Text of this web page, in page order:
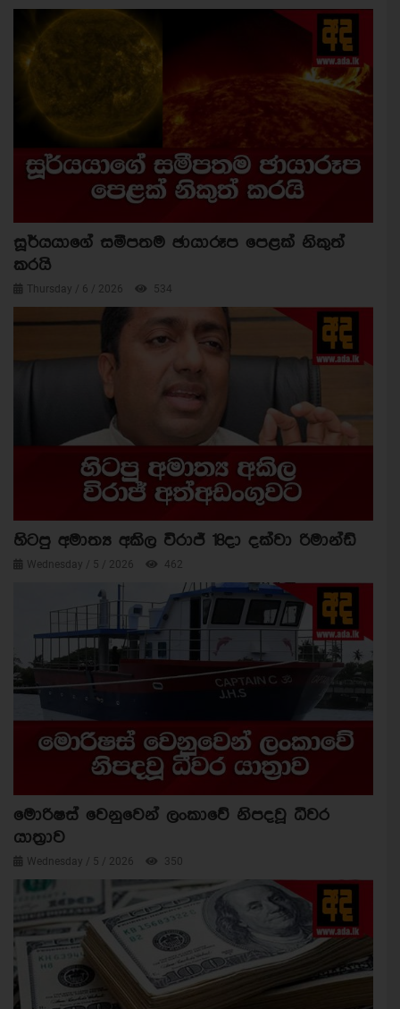
සූර්යයාගේ සමීපතම ඡායාරූප පෙළක් නිකුත්
කරයි
Thursday / 6 / 2026 534
හිටපු අමාත්‍ය අකිල විරාජ් 18දා දක්වා රිමාන්ඩ්
Wednesday / 5 / 2026 462
මොරිෂස් වෙනුවෙන් ලංකාවේ නිපදවූ ධීවර
යාත්‍රාව
Wednesday / 5 / 2026 350